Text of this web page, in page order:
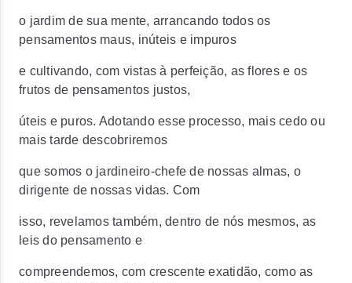
o jardim de sua mente, arrancando todos os
pensamentos maus, inúteis e impuros
e cultivando, com vistas à perfeição, as flores e os
frutos de pensamentos justos,
úteis e puros. Adotando esse processo, mais cedo ou
mais tarde descobriremos
que somos o jardineiro-chefe de nossas almas, o
dirigente de nossas vidas. Com
isso, revelamos também, dentro de nós mesmos, as
leis do pensamento e
compreendemos, com crescente exatidão, como as